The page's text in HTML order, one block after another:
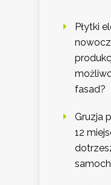
Płytki
fasad?
Gruzja
12